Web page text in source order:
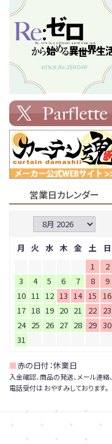
営業日カレンダー
月 火 水 木 金 土
日
1
2
3
4 5 6 7 8
9
10 11 12 13 14 15
16
17 18 19 20 21 22 23
24 25 26 27 28 29 30
31
■赤の日付：休業日
入金確認、商品の発送、メール連絡、
電話受付は おやすみしております。